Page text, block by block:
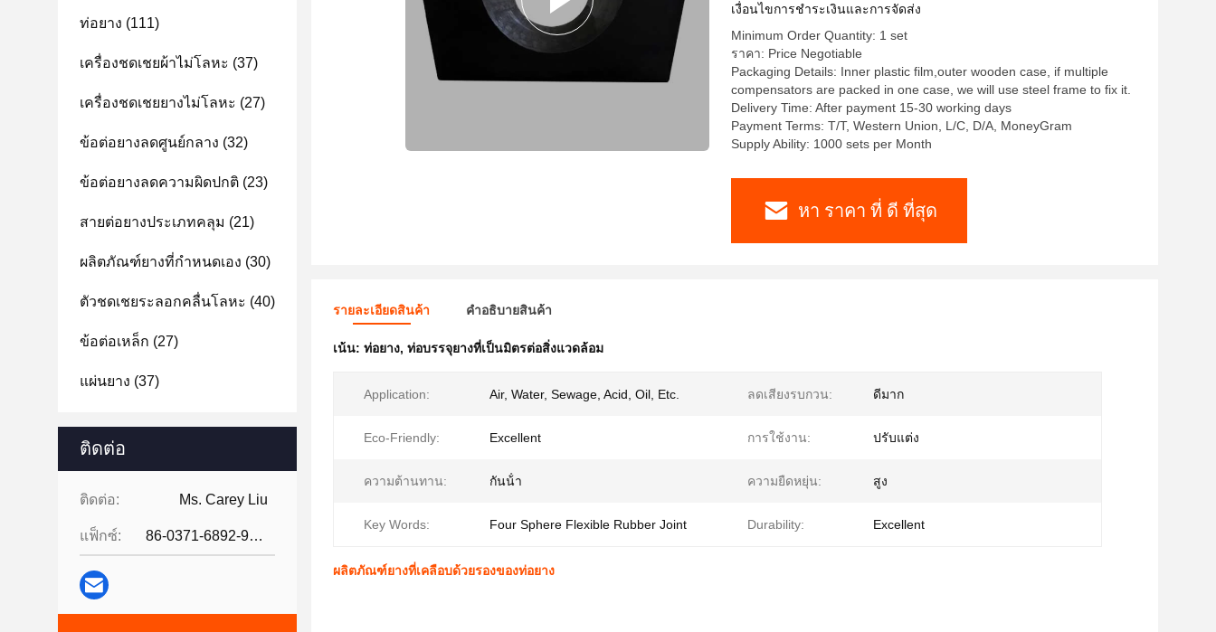
ท่อยาง (111)
เครื่องชดเชยผ้าไม่โลหะ (37)
เครื่องชดเชยยางไม่โลหะ (27)
ข้อต่อยางลดศูนย์กลาง (32)
ข้อต่อยางลดความผิดปกติ (23)
สายต่อยางประเภทคลุม (21)
ผลิตภัณฑ์ยางที่กําหนดเอง (30)
ตัวชดเชยระลอกคลื่นโลหะ (40)
ข้อต่อเหล็ก (27)
แผ่นยาง (37)
ติดต่อ
ติดต่อ: Ms. Carey Liu
แฟ็กซ์: 86-0371-6892-9024
เงื่อนไขการชําระเงินและการจัดส่ง
Minimum Order Quantity: 1 set
ราคา: Price Negotiable
Packaging Details: Inner plastic film,outer wooden case, if multiple
compensators are packed in one case, we will use steel frame to fix it.
Delivery Time: After payment 15-30 working days
Payment Terms: T/T, Western Union, L/C, D/A, MoneyGram
Supply Ability: 1000 sets per Month
หา ราคา ที่ ดี ที่สุด
รายละเอียดสินค้า คําอธิบายสินค้า
เน้น: ท่อยาง, ท่อบรรจุยางที่เป็นมิตรต่อสิ่งแวดล้อม
Application: Air, Water, Sewage, Acid, Oil, Etc. ลดเสียงรบกวน: ดีมาก
Eco-Friendly: Excellent การใช้งาน: ปรับแต่ง
ความต้านทาน: กันน้ํา ความยืดหยุ่น: สูง
Key Words: Four Sphere Flexible Rubber Joint Durability: Excellent
ผลิตภัณฑ์ยางที่เคลือบด้วยรองของท่อยาง